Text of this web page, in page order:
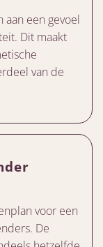
een gevoel
Dit maakt
van de
voor een
De